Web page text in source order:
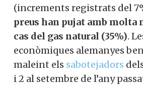
(increments registrats del
preus han pujat amb molta
cas del gas natural (35%).
econòmiques alemanyes
maleint els sabotejadors
i 2 al setembre de l’any